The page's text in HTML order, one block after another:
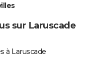
sur Laruscade
à Laruscade